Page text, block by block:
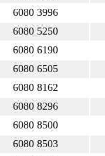
6080 3996
6080 5250
6080 6190
6080 6505
6080 8162
6080 8296
6080 8500
6080 8503